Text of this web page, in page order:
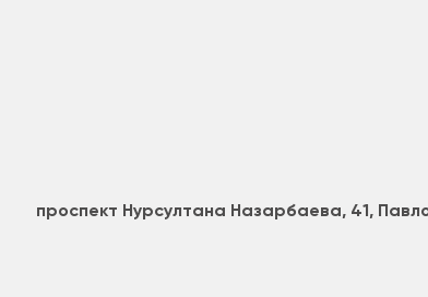
проспект Нурсултана Назарбаева, 41,